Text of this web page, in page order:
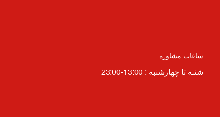
ساعات مشاوره
شنبه تا چهارشنبه : 13:00-23:00